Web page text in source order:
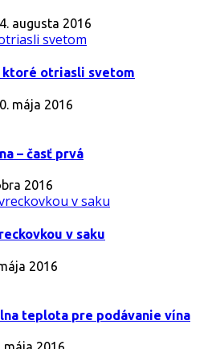
augusta 2016
ktoré otriasli svetom
mája 2016
– časť prvá
2016
v saku
2016
teplota pre podávanie vína